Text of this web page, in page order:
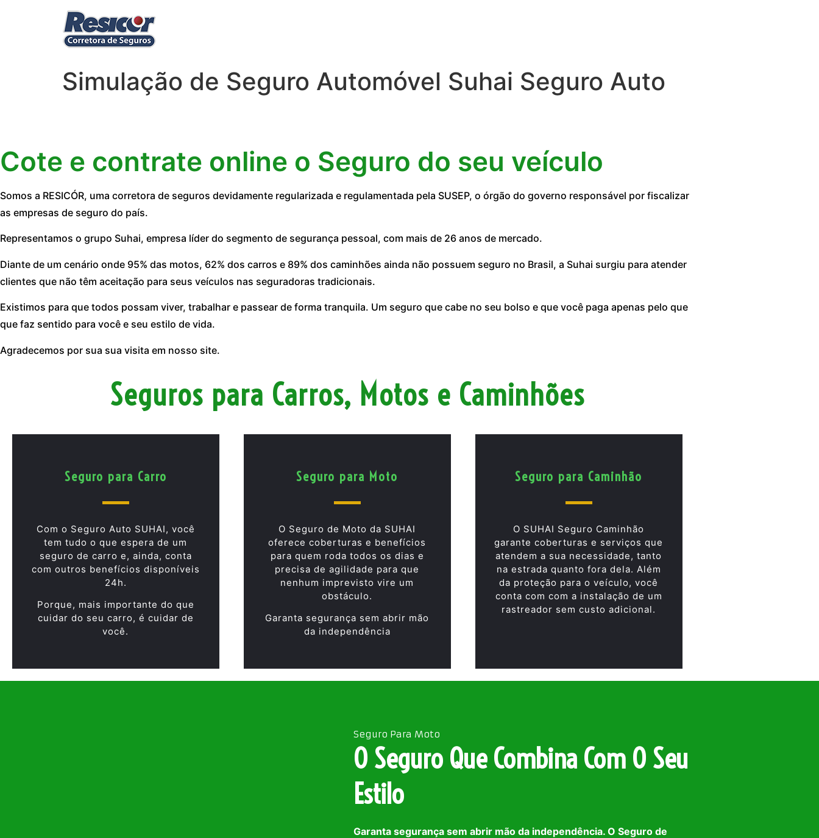
Simulação de Seguro Automóvel Suhai Seguro Auto
Cote e contrate online o Seguro do seu veículo
Somos a RESICÓR, uma corretora de seguros devidamente regularizada e regulamentada pela SUSEP, o órgão do governo responsável por fiscalizar
as empresas de seguro do país.
Representamos o grupo Suhai, empresa líder do segmento de segurança pessoal, com mais de 26 anos de mercado.
Diante de um cenário onde 95% das motos, 62% dos carros e 89% dos caminhões ainda não possuem seguro no Brasil, a Suhai surgiu para atender
clientes que não têm aceitação para seus veículos nas seguradoras tradicionais.
Existimos para que todos possam viver, trabalhar e passear de forma tranquila. Um seguro que cabe no seu bolso e que você paga apenas pelo que
que faz sentido para você e seu estilo de vida.
Agradecemos por sua sua visita em nosso site.
Seguros para Carros, Motos e Caminhões
Seguro para Carro
Com o Seguro Auto SUHAI, você
tem tudo o que espera de um
seguro de carro e, ainda, conta
com outros benefícios disponíveis
24h.
Porque, mais importante do que
cuidar do seu carro, é cuidar de
você.
Seguro para Moto
O Seguro de Moto da SUHAI
oferece coberturas e benefícios
para quem roda todos os dias e
precisa de agilidade para que
nenhum imprevisto vire um
obstáculo.
Garanta segurança sem abrir mão
da independência
Seguro para Caminhão
O SUHAI Seguro Caminhão
garante coberturas e serviços que
atendem a sua necessidade, tanto
na estrada quanto fora dela. Além
da proteção para o veículo, você
conta com com a instalação de um
rastreador sem custo adicional.
Seguro Para Moto
O Seguro Que Combina Com O Seu
Estilo
Garanta segurança sem abrir mão da independência. O Seguro de